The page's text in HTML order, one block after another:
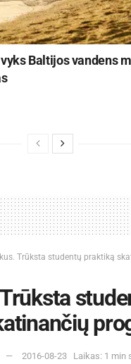
Baltijos vandens
Trūksta studentų praktiką
2016-08-23 Laikas: 1 min